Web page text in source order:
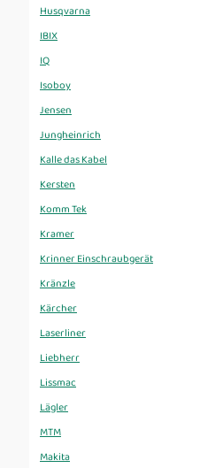
Husqvarna
IBIX
IQ
Isoboy
Jensen
Jungheinrich
Kalle das Kabel
Kersten
Komm Tek
Kramer
Krinner Einschraubgerät
Kränzle
Kärcher
Laserliner
Liebherr
Lissmac
Lägler
MTM
Makita